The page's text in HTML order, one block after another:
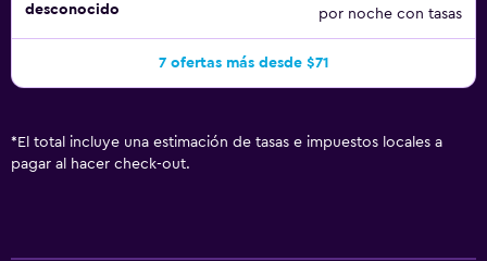
desconocido
por noche con tasas
7 ofertas más desde $71
* El total incluye una estimación de tasas e impuestos locales a
pagar al hacer check-out.